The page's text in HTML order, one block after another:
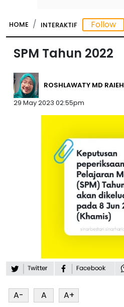
HOME INTERAKTIF
SPM Tahun 2022
ROSHLAWATY MD RAIEH
29 May 2023 02:55pm
A- A A+